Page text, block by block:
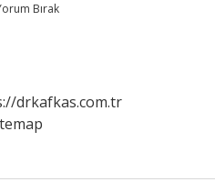
Bırak
drkafkas.com.tr